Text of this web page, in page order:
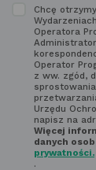
poniżej
Zapoznaj
z
Chcę
Operatora
Operator
z ww. zgód,
Urzędu
napisz na
Więcej
danych
prywatności.
.